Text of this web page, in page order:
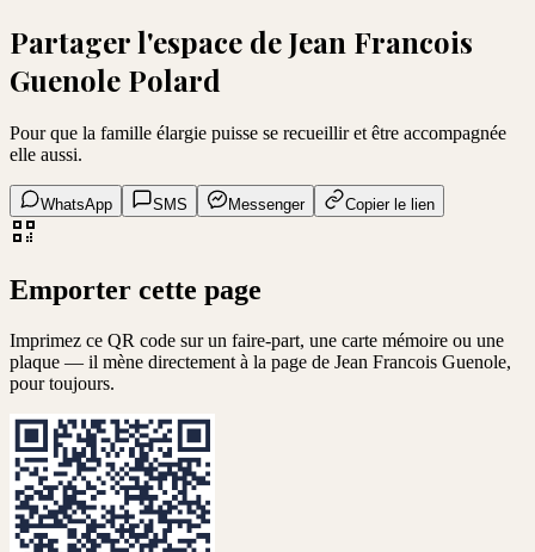
Partager l'espace deJean Francois
Guenole Polard
Pour que la famille élargie puisse se recueillir et être accompagnée
elle aussi.
WhatsApp SMS Messenger Copier le lien
Emporter cette page
Imprimez ce QR code sur un faire-part, une carte mémoire ou une
plaque — il mène directement à la page de Jean Francois Guenole,
pour toujours.